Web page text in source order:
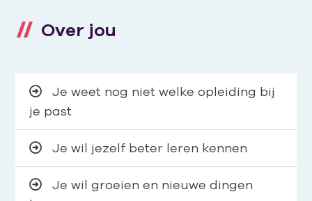
Over jou
Je weet nog niet welke opleiding bij
je past
Je wil jezelf beter leren kennen
Je wil groeien en nieuwe dingen